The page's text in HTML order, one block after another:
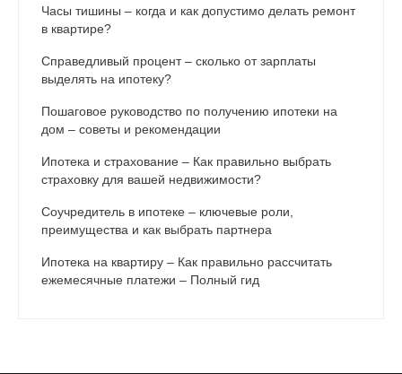
Часы тишины – когда и как допустимо делать ремонт
в квартире?
Справедливый процент – сколько от зарплаты
выделять на ипотеку?
Пошаговое руководство по получению ипотеки на
дом – советы и рекомендации
Ипотека и страхование – Как правильно выбрать
страховку для вашей недвижимости?
Соучредитель в ипотеке – ключевые роли,
преимущества и как выбрать партнера
Ипотека на квартиру – Как правильно рассчитать
ежемесячные платежи – Полный гид